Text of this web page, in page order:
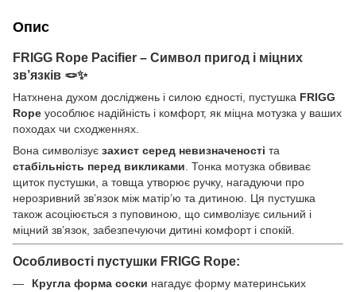
Опис
FRIGG Rope Pacifier – Символ пригод і міцних
зв’язків 🪢✨
Натхнена духом досліджень і силою єдності, пустушка FRIGG
Rope уособлює надійність і комфорт, як міцна мотузка у ваших
походах чи сходженнях.
Вона символізує захист серед невизначеності та
стабільність перед викликами . Тонка мотузка обвиває
щиток пустушки, а товща утворює ручку, нагадуючи про
нерозривний зв’язок між матір’ю та дитиною. Ця пустушка
також асоціюється з пуповиною, що символізує сильний і
міцний зв’язок, забезпечуючи дитині комфорт і спокій.
Особливості пустушки FRIGG Rope:
Кругла форма соски нагадує форму материнських